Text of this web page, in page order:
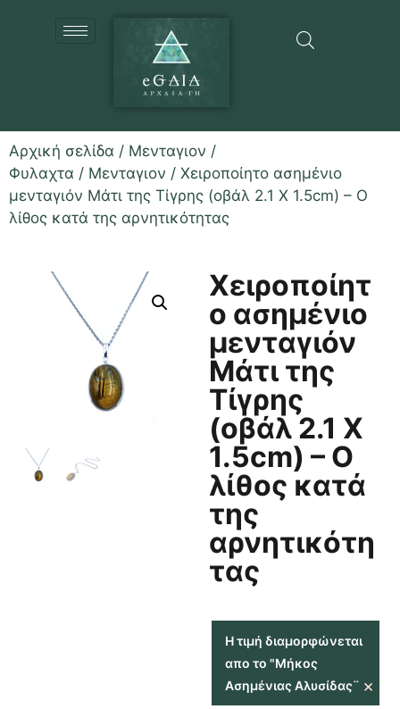
Αρχική σελίδα / Μενταγιον /
Φυλαχτα / Μενταγιον / Χειροποίητο ασημένιο
μενταγιόν Μάτι της Τίγρης (οβάλ 2.1 Χ 1.5cm) – Ο
λίθος κατά της αρνητικότητας
Χειροποίητ
ο ασημένιο
μενταγιόν
Μάτι της
Τίγρης
(οβάλ 2.1 Χ
1.5cm) – Ο
λίθος κατά
της
αρνητικότη
τας
Η τιμή διαμορφώνεται
απο το "Μήκος
Ασημένιας Αλυσίδας¨ ×